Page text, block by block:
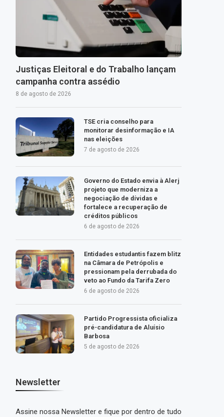
Justiças Eleitoral e do Trabalho lançam
campanha contra assédio
8 de agosto de 2026
TSE cria conselho para
monitorar desinformação e IA
nas eleições
7 de agosto de 2026
Governo do Estado envia à Alerj
projeto que moderniza a
negociação de dívidas e
fortalece a recuperação de
créditos públicos
6 de agosto de 2026
Entidades estudantis fazem blitz
na Câmara de Petrópolis e
pressionam pela derrubada do
veto ao Fundo da Tarifa Zero
6 de agosto de 2026
Partido Progressista oficializa
pré-candidatura de Aluísio
Barbosa
5 de agosto de 2026
Newsletter
Assine nossa Newsletter e fique por dentro de tudo